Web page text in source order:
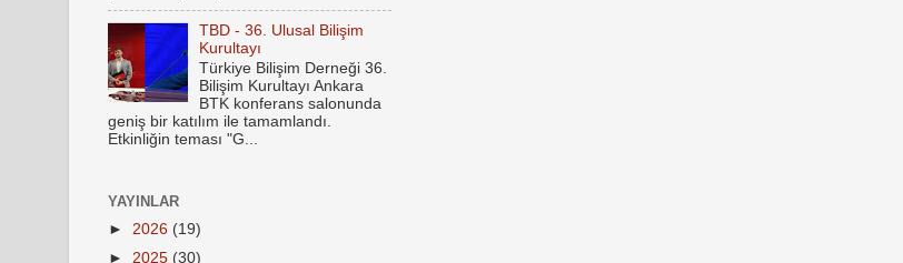
TBD - 36. Ulusal Bilişim
Kurultayı
Türkiye Bilişim Derneği 36.
Bilişim Kurultayı Ankara
BTK konferans salonunda
geniş bir katılım ile tamamlandı.
Etkinliğin teması "G...
YAYINLAR
► 2026 (19)
► 2025 (30)